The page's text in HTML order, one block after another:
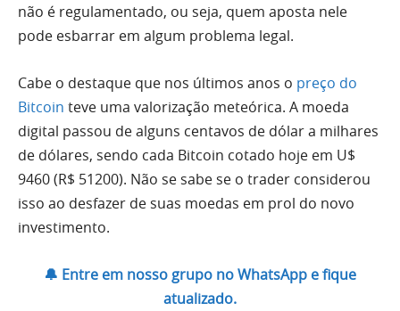
não é regulamentado, ou seja, quem aposta nele
pode esbarrar em algum problema legal.
Cabe o destaque que nos últimos anos o preço do
Bitcoin teve uma valorização meteórica. A moeda
digital passou de alguns centavos de dólar a milhares
de dólares, sendo cada Bitcoin cotado hoje em U$
9460 (R$ 51200). Não se sabe se o trader considerou
isso ao desfazer de suas moedas em prol do novo
investimento.
🔔 Entre em nosso grupo no WhatsApp e fique
atualizado.